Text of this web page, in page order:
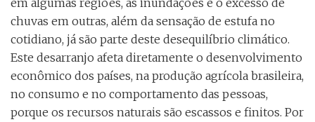
chuvas em outras, além da sensação de estufa no
cotidiano, já são parte deste desequilíbrio climático.
Este desarranjo afeta diretamente o desenvolvimento
econômico dos países, na produção agrícola brasileira,
no consumo e no comportamento das pessoas,
porque os recursos naturais são escassos e finitos. Por